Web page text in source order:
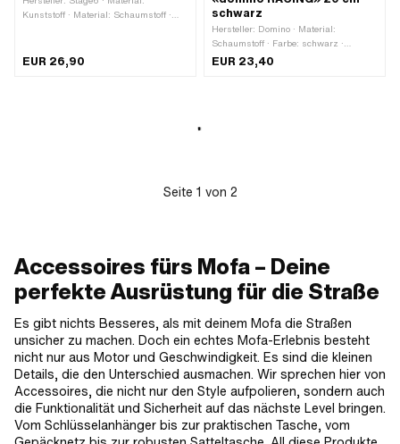
Kunststoff · Material: Schaumstoff ·
aussen: 40 mm · Gesamtlänge: 180
EUR 26,90
schwarz
Hersteller: Domino · Material:
Schaumstoff · Farbe: schwarz ·
Gesamtlänge: 200 mm · Ø innen: 12
EUR 23,40
Seite 1 von 2
Accessoires fürs Mofa – Deine
perfekte Ausrüstung für die Straße
Es gibt nichts Besseres, als mit deinem Mofa die Straßen
unsicher zu machen. Doch ein echtes Mofa-Erlebnis besteht
nicht nur aus Motor und Geschwindigkeit. Es sind die kleinen
Details, die den Unterschied ausmachen. Wir sprechen hier von
Accessoires, die nicht nur den Style aufpolieren, sondern auch
die Funktionalität und Sicherheit auf das nächste Level bringen.
Vom Schlüsselanhänger bis zur praktischen Tasche, vom